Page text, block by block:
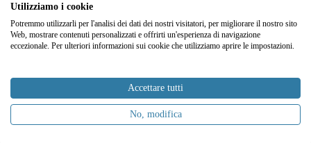
Utilizziamo i cookie
Potremmo utilizzarli per l'analisi dei dati dei nostri visitatori, per migliorare il nostro sito
Web, mostrare contenuti personalizzati e offrirti un'esperienza di navigazione
eccezionale. Per ulteriori informazioni sui cookie che utilizziamo aprire le impostazioni.
Accettare tutti
No, modifica